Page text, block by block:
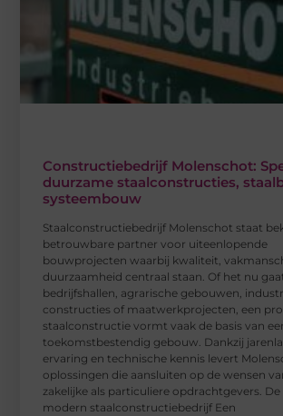
Constructiebedrijf Molenschot:
duurzame staalconstructies,
systeembouw
Staalconstructiebedrijf Molenschot staat
betrouwbare partner voor uiteenlopende
bouwprojecten waarbij kwaliteit,
duurzaamheid centraal staan. Of het nu
bedrijfshallen, agrarische gebouwen,
constructies of maatwerkprojecten, een
staalconstructie vormt vaak de basis van
toekomstbestendig gebouw. Dankzij
ervaring en technische kennis levert
oplossingen die aansluiten op de wensen
zakelijke als particuliere opdrachtgevers. De
modern staalconstructiebedrijf Een